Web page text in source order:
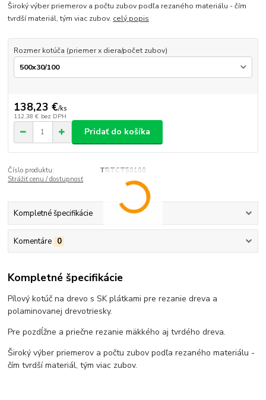
Široký výber priemerov a počtu zubov podľa rezaného materiálu - čím
tvrdší materiál, tým viac zubov. celý popis
Rozmer kotúča (priemer x diera/počet zubov)
138,23 €/ks
112,38 € bez DPH
Pridať do košíka
Číslo produktu:
TRTCT50100
Strážiť cenu / dostupnosť
Kompletné špecifikácie
Komentáre 0
Kompletné špecifikácie
Pílový kotúč na drevo s SK plátkami pre rezanie dreva a
polaminovanej drevotriesky.
Pre pozdĺžne a priečne rezanie mäkkého aj tvrdého dreva.
Široký výber priemerov a počtu zubov podľa rezaného materiálu -
čím tvrdší materiál, tým viac zubov.